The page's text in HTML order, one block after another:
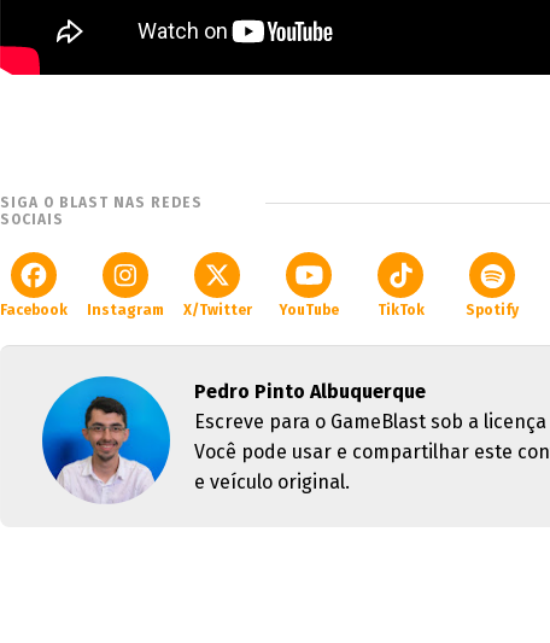
SIGA O BLAST NAS REDES
SOCIAIS
Facebook Instagram X/Twitter YouTube TikTok Spotify
Pedro Pinto Albuquerque
Escreve para o GameBlast sob a licença
Você pode usar e compartilhar este
e veículo original.